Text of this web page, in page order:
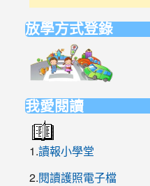
放學方式登錄
https://
我愛閱讀
1.讀報小學堂
2.閱讀護照電子檔